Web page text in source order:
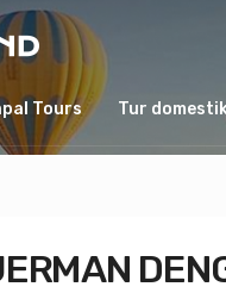
Tours Tur